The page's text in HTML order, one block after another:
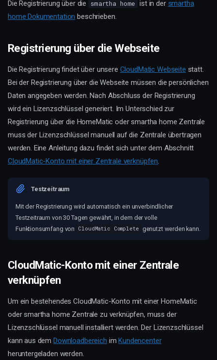
Die Registrierung über die smartha home ist in der smartha
home Dokumentation beschrieben.
Registrierung über die Webseite
Die Registrierung findet über unsere CloudMatic Webseite statt.
Bei der Registrierung über die Webseite müssen die persönlichen
Daten angegeben werden. Nach Abschluss der Registrierung
wird ein Lizenzschlüssel generiert. Im Unterschied zur
Registrierung über die HomeMatic oder smartha home Zentrale
muss der Lizenzschlüssel manuell auf die Zentrale übertragen
werden. Eine Anleitung dazu findet sich unter dem Abschnitt
CloudMatic-Konto mit einer Zentrale verknüpfen.
Testzeitraum
Mit der Registrierung wird automatisch ein unverbindlicher
Testzeitraum von 30 Tagen gewährt, in dem der volle
Funktionsumfang von
CloudMatic Complete genutzt werden kann.
CloudMatic-Konto mit einer Zentrale
verknüpfen
Um ein bestehendes CloudMatic-Konto mit einer HomeMatic
oder smartha home Zentrale zu verknüpfen, muss der
Lizenzschlüssel manuell installiert werden. Der Lizenzschlüssel
kann aus demDownloadbereich imKundencenter
heruntergeladen werden.